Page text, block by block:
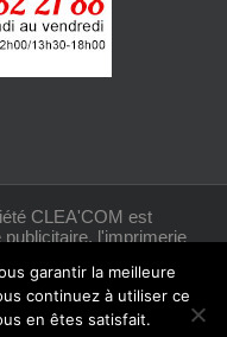
CLEA'COM est
l'imprimerie
garantir la meilleure
continuez à utiliser ce
en êtes satisfait.